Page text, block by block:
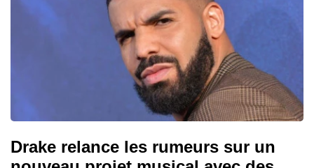
Drake relance les rumeurs sur un